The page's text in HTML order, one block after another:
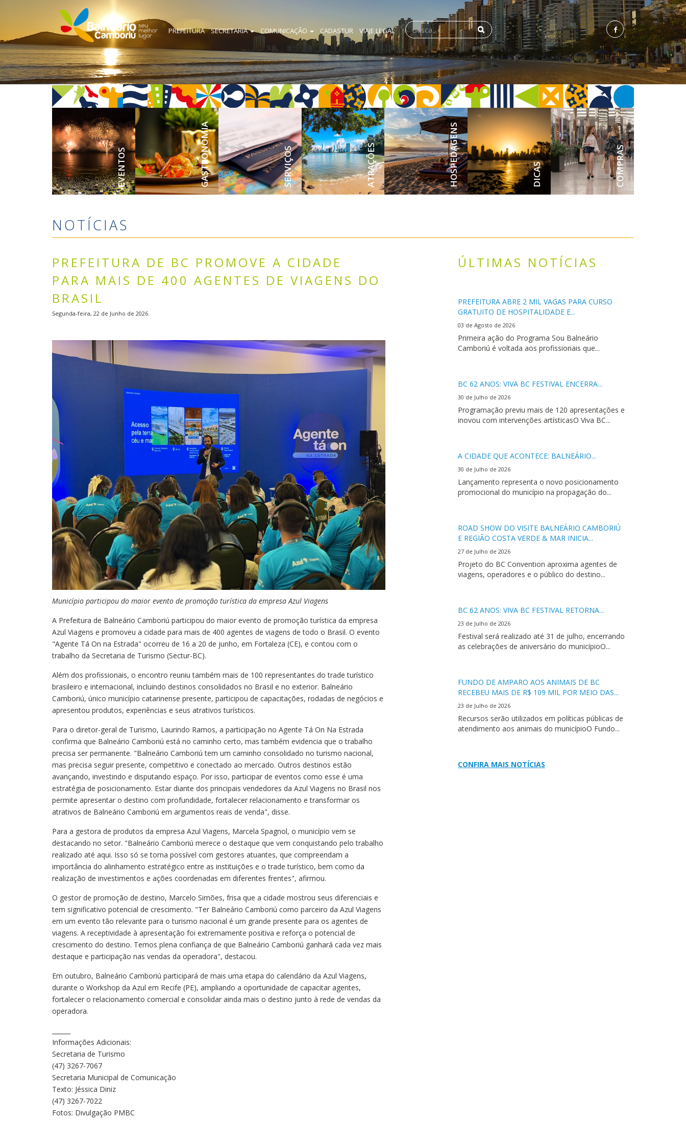
PREFEITURA SECRETARIA COMUNICAÇÃO CADASTUR VIAJE LEGAL
EVENTOS GASTRONOMIA SERVIÇOS ATRAÇÕES HOSPEDAGENS DICAS COMPRAS
NOTÍCIAS
PREFEITURA DE BC PROMOVE A CIDADE
PARA MAIS DE 400 AGENTES DE VIAGENS DO
BRASIL
Segunda-feira, 22 de Junho de 2026
Município participou do maior evento de promoção turística da empresa Azul Viagens
A Prefeitura de Balneário Camboriú participou do maior evento de promoção turística da empresa
Azul Viagens e promoveu a cidade para mais de 400 agentes de viagens de todo o Brasil. O evento
"Agente Tá On na Estrada" ocorreu de 16 a 20 de junho, em Fortaleza (CE), e contou com o
trabalho da Secretaria de Turismo (Sectur-BC).
Além dos profissionais, o encontro reuniu também mais de 100 representantes do trade turístico
brasileiro e internacional, incluindo destinos consolidados no Brasil e no exterior. Balneário
Camboriú, único município catarinense presente, participou de capacitações, rodadas de negócios e
apresentou produtos, experiências e seus atrativos turísticos.
Para o diretor-geral de Turismo, Laurindo Ramos, a participação no Agente Tá On Na Estrada
confirma que Balneário Camboriú está no caminho certo, mas também evidencia que o trabalho
precisa ser permanente. "Balneário Camboriú tem um caminho consolidado no turismo nacional,
mas precisa seguir presente, competitivo e conectado ao mercado. Outros destinos estão
avançando, investindo e disputando espaço. Por isso, participar de eventos como esse é uma
estratégia de posicionamento. Estar diante dos principais vendedores da Azul Viagens no Brasil nos
permite apresentar o destino com profundidade, fortalecer relacionamento e transformar os
atrativos de Balneário Camboriú em argumentos reais de venda", disse.
Para a gestora de produtos da empresa Azul Viagens, Marcela Spagnol, o município vem se
destacando no setor. "Balneário Camboriú merece o destaque que vem conquistando pelo trabalho
realizado até aqui. Isso só se torna possível com gestores atuantes, que compreendam a
importância do alinhamento estratégico entre as instituições e o trade turístico, bem como da
realização de investimentos e ações coordenadas em diferentes frentes", afirmou.
O gestor de promoção de destino, Marcelo Simões, frisa que a cidade mostrou seus diferenciais e
tem significativo potencial de crescimento. "Ter Balneário Camboriú como parceiro da Azul Viagens
em um evento tão relevante para o turismo nacional é um grande presente para os agentes de
viagens. A receptividade à apresentação foi extremamente positiva e reforça o potencial de
crescimento do destino. Temos plena confiança de que Balneário Camboriú ganhará cada vez mais
destaque e participação nas vendas da operadora", destacou.
Em outubro, Balneário Camboriú participará de mais uma etapa do calendário da Azul Viagens,
durante o Workshop da Azul em Recife (PE), ampliando a oportunidade de capacitar agentes,
fortalecer o relacionamento comercial e consolidar ainda mais o destino junto à rede de vendas da
operadora.
Informações Adicionais:
Secretaria de Turismo
(47) 3267-7067
Secretaria Municipal de Comunicação
Texto: Jéssica Diniz
(47) 3267-7022
Fotos: Divulgação PMBC
ÚLTIMAS NOTÍCIAS
PREFEITURA ABRE 2 MIL VAGAS PARA CURSO
GRATUITO DE HOSPITALIDADE E...
03 de Agosto de 2026
Primeira ação do Programa Sou Balneário
Camboriú é voltada aos profissionais que...
BC 62 ANOS: VIVA BC FESTIVAL ENCERRA...
30 de Julho de 2026
Programação previu mais de 120 apresentações e
inovou com intervenções artísticasO Viva BC...
A CIDADE QUE ACONTECE: BALNEÁRIO...
30 de Julho de 2026
Lançamento representa o novo posicionamento
promocional do município na propagação do...
ROAD SHOW DO VISITE BALNEÁRIO CAMBORIÚ
E REGIÃO COSTA VERDE & MAR INICIA...
27 de Julho de 2026
Projeto do BC Convention aproxima agentes de
viagens, operadores e o público do destino...
BC 62 ANOS: VIVA BC FESTIVAL RETORNA...
23 de Julho de 2026
Festival será realizado até 31 de julho, encerrando
as celebrações de aniversário do municípioO...
FUNDO DE AMPARO AOS ANIMAIS DE BC
RECEBEU MAIS DE R$ 109 MIL POR MEIO DAS...
23 de Julho de 2026
Recursos serão utilizados em políticas públicas de
atendimento aos animais do municípioO Fundo...
CONFIRA MAIS NOTÍCIAS